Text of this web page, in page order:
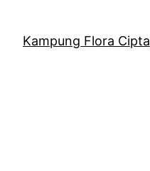
Kampung Flora Cipta